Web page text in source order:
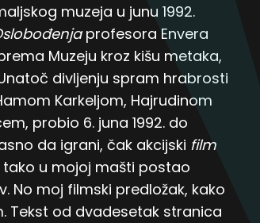
muzeja u junu 1992.
profesora Envera
Muzeju kroz kišu metaka,
divljenju spram hrabrosti
Karkeljom, Hajrudinom
probio 6. juna 1992. do
da igrani, čak akcijski film
u mojoj mašti postao
No moj filmski predložak, kako
Tekst od dvadesetak stranica